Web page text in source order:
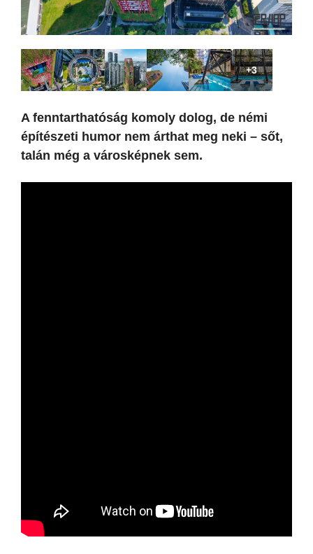
+3
A fenntarthatóság komoly dolog, de némi
építészeti humor nem árthat meg neki – sőt,
talán még a városképnek sem.